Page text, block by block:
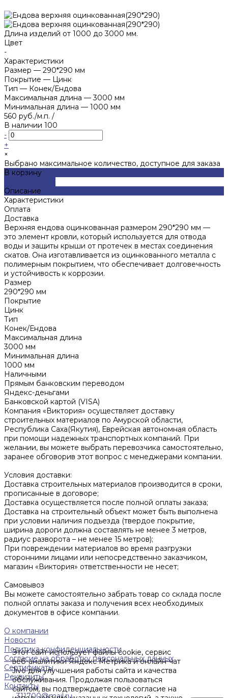
Длина изделий от 1000 до 3000 мм.
Цвет
-
Характеристики
Размер — 290*290 мм
Покрытие — Цинк
Тип — Конек/Ендова
Максимальная длина — 3000 мм
Минимальная длина — 1000 мм
560 руб./м.п. /
В наличии 100
-
+
×
Выбрано максимальное количество, доступное для заказа
В корзину
Описание
Характеристики
Оплата
Доставка
Верхняя ендова оцинкованная размером 290*290 мм —
это элемент кровли, который используется для отвода
воды и защиты крыши от протечек в местах соединения
скатов. Она изготавливается из оцинкованного металла с
полимерным покрытием, что обеспечивает долговечность
и устойчивость к коррозии.
Размер
290*290 мм
Покрытие
Цинк
Тип
Конек/Ендова
Максимальная длина
3000 мм
Минимальная длина
1000 мм
Наличными
Прямым банковским переводом
Яндекс-деньгами
Банковской картой (VISA)
Компания «Виктория» осуществляет доставку
строительных материалов по Амурской области,
Республика Саха(Якутия), Еврейская автономная область
при помощи надежных транспортных компаний. При
желании, вы можете выбрать перевозчика самостоятельно,
заранее обговорив этот вопрос с менеджерами компании.
Условия доставки:
Доставка строительных материалов производится в сроки,
прописанные в договоре;
Доставка осуществляется после полной оплаты заказа;
Доставка на строительный объект может быть выполнена
при условии наличия подъезда (твердое покрытие,
ширина дороги должна составлять не менее 3 метров,
радиус разворота – не менее 15 метров);
При повреждении материалов во время разгрузки
сторонними лицами или непосредственно заказчиком,
магазин «Виктория» ответственности не несет;
Самовывоз
Вы можете самостоятельно забрать товар со склада после
полной оплаты заказа и получения всех необходимых
документов в офисе компании.
О компании
Новости
Политика конфиденциальности
Согласие на обработку персональных данных
Сертификаты
Реквизиты
Контакты
311700@mail.ru
Этот сайт использует файлы cookie, сервис
веб-аналитики Яндекс Метрика и онлайн-чат
Jivo для улучшения работы сайта и качества
обслуживания. Продолжая пользоваться
сайтом, вы подтверждаете своё согласие на